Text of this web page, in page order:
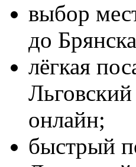
выбор
до
лёгкая
онлайн;
быстрый